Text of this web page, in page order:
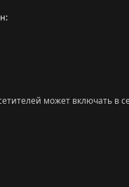
может включать в